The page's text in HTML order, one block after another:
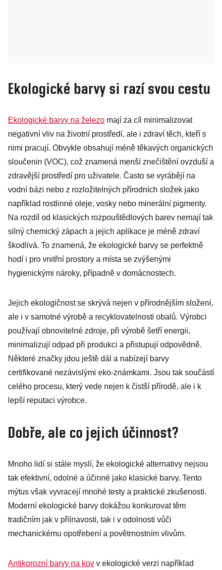
Ekologické barvy si razí svou cestu
Ekologické barvy na železo mají za cíl minimalizovat
negativní vliv na životní prostředí, ale i zdraví těch, kteří s
nimi pracují. Obvykle obsahují méně těkavých organických
sloučenin (VOC), což znamená menší znečištění ovzduší a
zdravější prostředí pro uživatele. Často se vyrábějí na
vodní bázi nebo z rozložitelných přírodních složek jako
například rostlinné oleje, vosky nebo minerální pigmenty.
Na rozdíl od klasických rozpouštědlových barev nemají tak
silný chemický zápach a jejich aplikace je méně zdraví
škodlivá. To znamená, že ekologické barvy se perfektně
hodí i pro vnitřní prostory a místa se zvýšenými
hygienickými nároky, případně v domácnostech.
Jejich ekologičnost se skrývá nejen v přírodnějším složení,
ale i v samotné výrobě a recyklovatelnosti obalů. Výrobci
používají obnovitelné zdroje, při výrobě šetří energii,
minimalizují odpad při produkci a přistupují odpovědně.
Některé značky jdou ještě dál a nabízejí barvy
certifikované nezávislými eko-známkami. Jsou tak součástí
celého procesu, který vede nejen k čistší přírodě, ale i k
lepší reputaci výrobce.
Dobře, ale co jejich účinnost?
Mnoho lidí si stále myslí, že ekologické alternativy nejsou
tak efektivní, odolné a účinné jako klasické barvy. Tento
mýtus však vyvracejí mnohé testy a praktické zkušenosti.
Moderní ekologické barvy dokážou konkurovat těm
tradičním jak v přilnavosti, tak i v odolnosti vůči
mechanickému opotřebení a povětrnostním vlivům.
Antikorozní barvy na kov v ekologické verzi například